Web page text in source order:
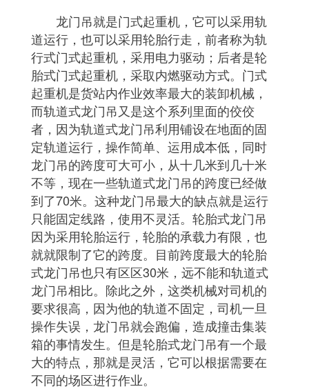
龙门吊就是门式起重机，它可以采用轨
道运行，也可以采用轮胎行走，前者称为轨
行式门式起重机，采用电力驱动；后者是轮
胎式门式起重机，采取内燃驱动方式。门式
起重机是货站内作业效率最大的装卸机械，
而轨道式龙门吊又是这个系列里面的佼佼
者，因为轨道式龙门吊利用铺设在地面的固
定轨道运行，操作简单、运用成本低，同时
龙门吊的跨度可大可小，从十几米到几十米
不等，现在一些轨道式龙门吊的跨度已经做
到了70米。这种龙门吊最大的缺点就是运行
只能固定线路，使用不灵活。轮胎式龙门吊
因为采用轮胎运行，轮胎的承载力有限，也
就就限制了它的跨度。目前跨度最大的轮胎
式龙门吊也只有区区30米，远不能和轨道式
龙门吊相比。除此之外，这类机械对司机的
要求很高，因为他的轨道不固定，司机一旦
操作失误，龙门吊就会跑偏，造成撞击集装
箱的事情发生。但是轮胎式龙门吊有一个最
大的特点，那就是灵活，它可以根据需要在
不同的场区进行作业。